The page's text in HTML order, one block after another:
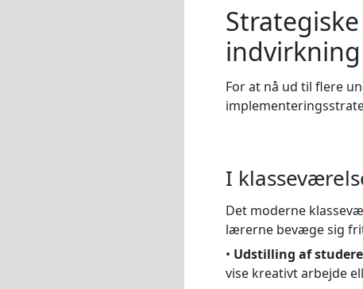
For at nå ud til flere
I
Det moderne
lærerne bevæge sig
• Udstilling af
vise kreativt arbejde